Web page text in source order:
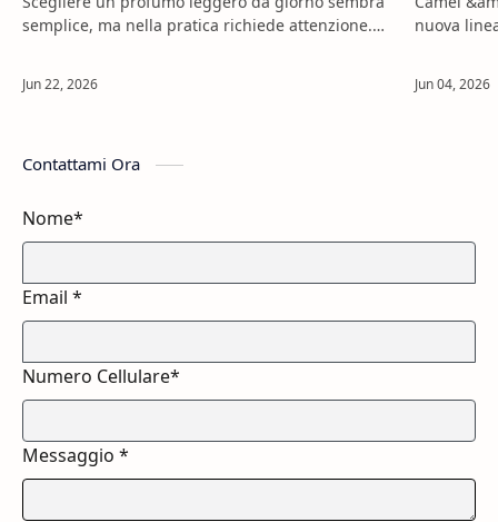
semplice, ma nella pratica richiede attenzione.
nuova
Contattami Ora
Nome*
Email *
Numero Cellulare*
Messaggio *